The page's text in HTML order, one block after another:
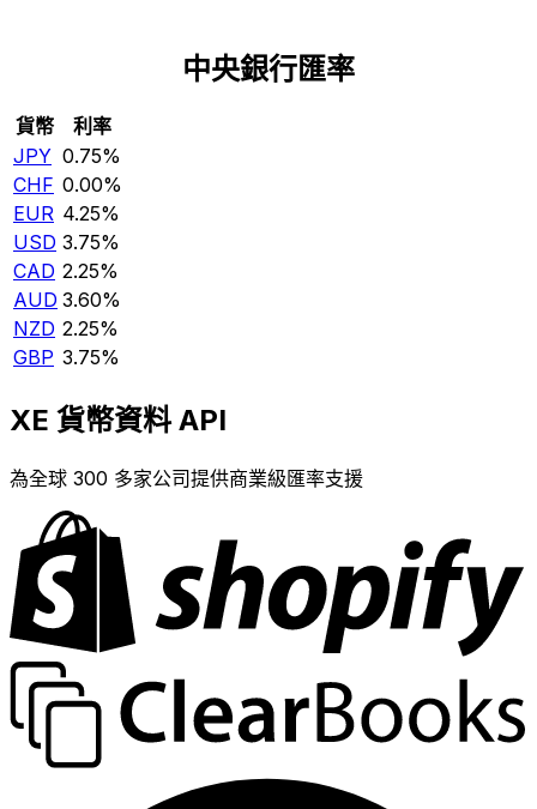
中央銀行匯率
貨幣
利率
JPY 0.75%
CHF 0.00%
EUR 4.25%
USD 3.75%
CAD 2.25%
AUD 3.60%
NZD 2.25%
GBP 3.75%
XE 貨幣資料 API
為全球 300 多家公司提供商業級匯率支援